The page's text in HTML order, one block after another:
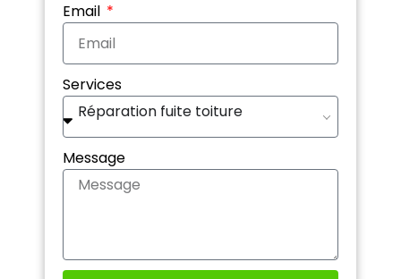
Email
Services
Réparation fuite toiture
Message